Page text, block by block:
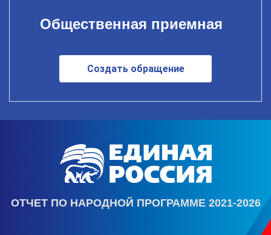
Общественная приемная
Создать обращение
ОТЧЕТ ПО НАРОДНОЙ ПРОГРАММЕ 2021-2026